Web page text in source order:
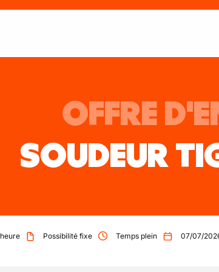
OFFRE
SOUDEUR
heure Possibilité fixe Temps plein 07/07/